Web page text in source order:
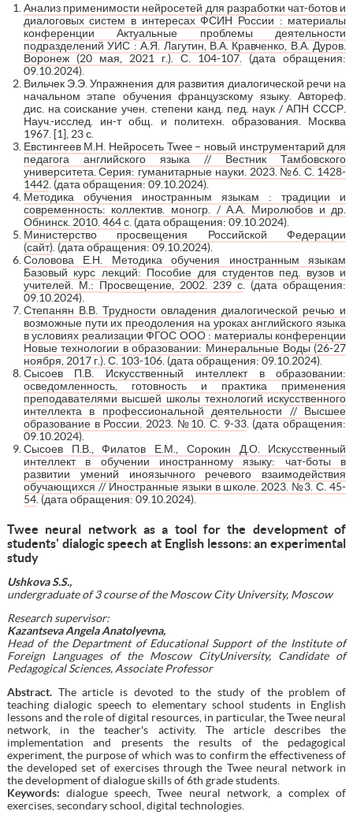
Анализ применимости нейросетей для разработки чат-ботов и
диалоговых систем в интересах ФСИН России : материалы
конференции Актуальные проблемы деятельности
подразделений УИС : А.Я. Лагутин, В.А. Кравченко, В.А. Дуров.
Воронеж (20 мая, 2021 г.). С. 104-107.
(дата обращения:
09.10.2024).
Вильчек Э.Э. Упражнения для развития диалогической речи на
начальном этапе обучения французскому языку. Автореф.
дис. на соискание учен. степени канд. пед. наук / АПН СССР.
Науч.-исслед. ин-т общ. и политехн. образования. Москва
1967. [1], 23 с.
Евстингеев М.Н. Нейросеть Twee – новый инструментарий для
педагога английского языка // Вестник Тамбовского
университета. Серия: гуманитарные науки. 2023. №6. С. 1428-
1442. (дата обращения: 09.10.2024).
Методика обучения иностранным языкам : традиции и
современность: коллектив. моногр. / А.А. Миролюбов и др.
Обнинск. 2010. 464 с. (дата обращения: 09.10.2024).
Министерство просвещения Российской Федерации
(сайт). (дата обращения: 09.10.2024).
Соловова Е.Н. Методика обучения иностранным языкам
Базовый курс лекций: Пособие для студентов пед. вузов и
учителей. М.: Просвещение, 2002. 239 с . (дата обращения:
09.10.2024).
Степанян В.В. Трудности овладения диалогической речью и
возможные пути их преодоления на уроках английского языка
в условиях реализации ФГОС ООО : материалы конференции
Новые технологии в образовании: Минеральные Воды (26-27
ноября, 2017 г.). С. 103-106. (дата обращения: 09.10.2024).
Сысоев П.В. Искусственный интеллект в образовании:
осведомленность, готовность и практика применения
преподавателями высшей школы технологий искусственного
интеллекта в профессиональной деятельности // Высшее
образование в России. 2023. №10. С. 9-33. (дата обращения:
09.10.2024).
Сысоев П.В., Филатов Е.М., Сорокин Д.О. Искусственный
интеллект в обучении иностранному языку: чат-боты в
развитии умений иноязычного речевого взаимодействия
обучающихся // Иностранные языки в школе. 2023. №3. С. 45-
54. (дата обращения: 09.10.2024).
Twee neural network as a tool for the development of
students' dialogic speech at English lessons: an experimental
study
Ushkova S.S.,
undergraduate of 3 course of the Moscow City University, Moscow
Research supervisor:
Kazantseva Angela Anatolyevna,
Head of the Department of Educational Support of the Institute of
Foreign Languages of the Moscow CityUniversity, Candidate of
Pedagogical Sciences, Associate Professor
Abstract. The article is devoted to the study of the problem of
teaching dialogic speech to elementary school students in English
lessons and the role of digital resources, in particular, the Twee neural
network, in the teacher's activity. The article describes the
implementation and presents the results of the pedagogical
experiment, the purpose of which was to confirm the effectiveness of
the developed set of exercises through the Twee neural network in
the development of dialogue skills of 6th grade students.
Keywords: dialogue speech, Twee neural network, a complex of
exercises, secondary school, digital technologies.